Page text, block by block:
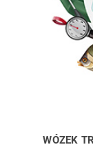
WÓZEK